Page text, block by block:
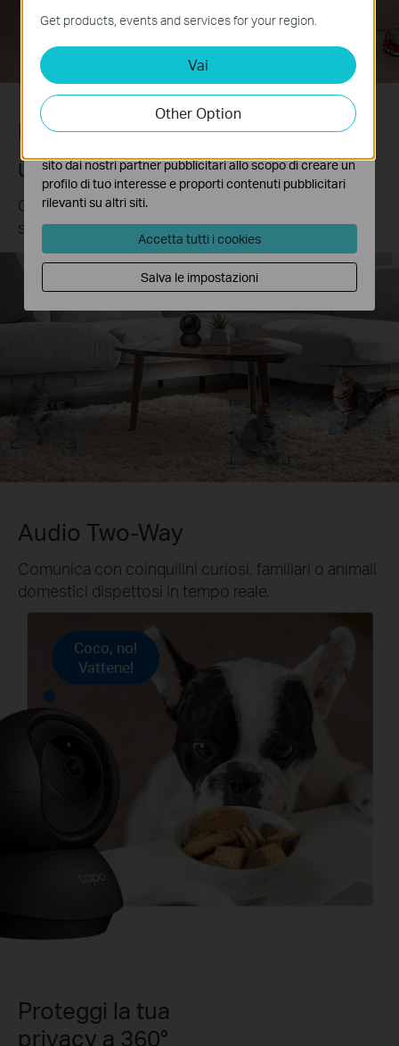
Motion Tracking preciso
Un occhio vigile sull'azione
Quando viene rilevata un'attività, traccia e segui il
soggetto per mantenerlo nell'area sorvegliata.
Audio Two-Way
Comunica con coinquilini curiosi, familiari o animali
domestici dispettosi in tempo reale.
Coco, no!
Vattene!
Proteggi la tua
privacy a 360°
Get products, events and services for your region.
Vai
Other Option
funzionamento del sito e non possono essere disattivati
nel tuo sistema.
Analytics e Marketing Cookies
I cookies analitici ci permettono di analizzare le tue
attività sul nostro sito allo scopo di migliorarne le
funzionalità.
sito dai nostri partner pubblicitari allo scopo di creare un
profilo di tuo interesse e proporti contenuti pubblicitari
rilevanti su altri siti.
Accetta tutti i cookies
Salva le impostazioni